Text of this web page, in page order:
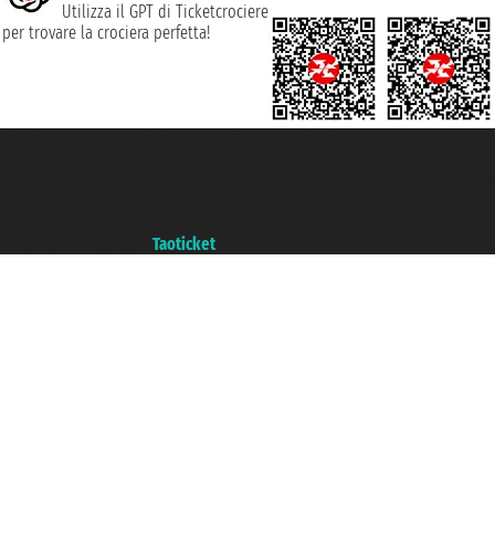
Utilizza il GPT di Ticketcrociere
per trovare la crociera perfetta!
Taoticket